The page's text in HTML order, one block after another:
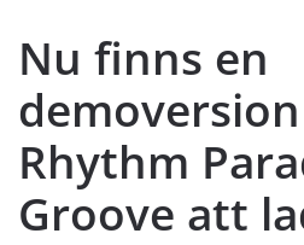
Nu finns en
Rhythm
Groove att